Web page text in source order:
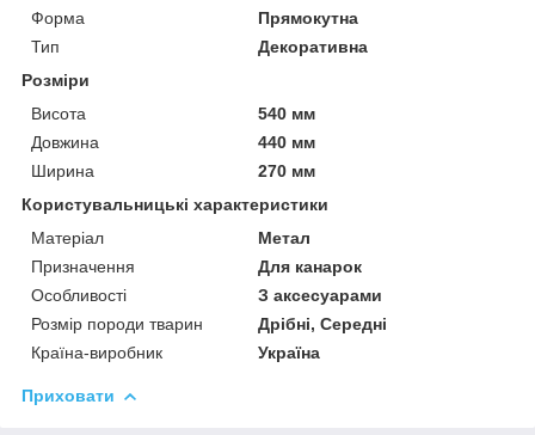
Форма
Прямокутна
Тип
Декоративна
Розміри
Висота
540 мм
Довжина
440 мм
Ширина
270 мм
Користувальницькі характеристики
Матеріал
Метал
Призначення
Для канарок
Особливості
З аксесуарами
Розмір породи тварин
Дрібні, Середні
Країна-виробник
Україна
Приховати